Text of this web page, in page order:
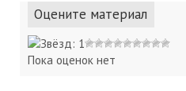
Оцените материал
Пока оценок нет